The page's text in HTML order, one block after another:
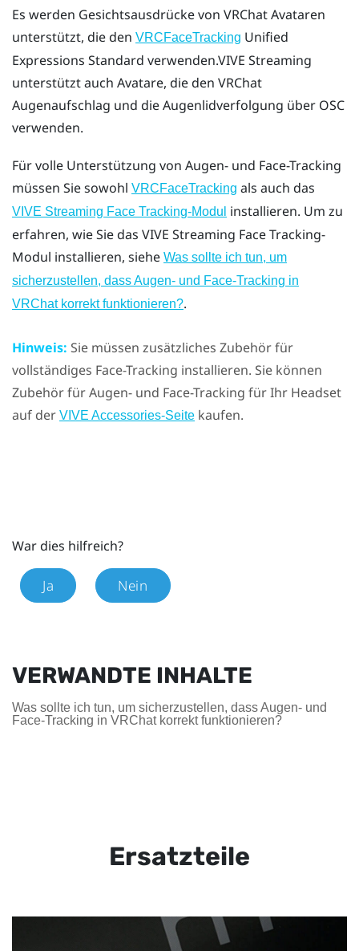
Es werden Gesichtsausdrücke von VRChatAvataren
unterstützt, die den VRCFaceTracking Unified
Expressions Standard verwenden.VIVE Streaming
unterstützt auch Avatare, die den VRChat
Augenaufschlag und die Augenlidverfolgung über OSC
verwenden.
Für volle Unterstützung von Augen- und Face-Tracking
müssen Sie sowohl VRCFaceTracking als auch das
VIVE Streaming Face Tracking-Modul installieren. Um zu
erfahren, wie Sie das VIVE Streaming Face Tracking-
Modul installieren, siehe Was sollte ich tun, um
sicherzustellen, dass Augen- und Face-Tracking in
VRChat korrekt funktionieren?.
Hinweis: Sie müssen zusätzliches Zubehör für
vollständiges Face-Tracking installieren. Sie können
Zubehör für Augen- und Face-Tracking für Ihr Headset
auf der VIVE Accessories-Seite kaufen.
War dies hilfreich?
Ja Nein
VERWANDTE INHALTE
Was sollte ich tun, um sicherzustellen, dass Augen- und
Face-Tracking in VRChat korrekt funktionieren?
Ersatzteile